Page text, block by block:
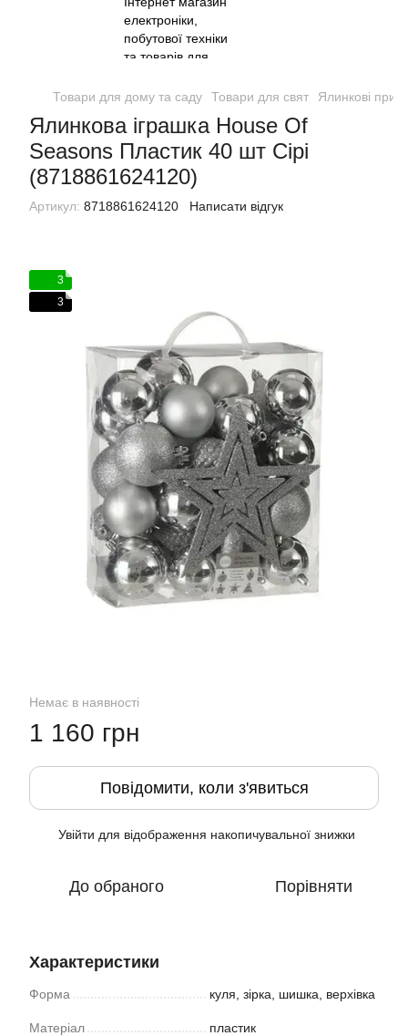
Товари для дому та саду Товари для свят Ялинкові
Ялинкова іграшка House Of
Seasons Пластик 40 шт Сірі
(8718861624120)
Артикул: 8718861624120 Написати відгук
3
3
Немає в наявності
1 160 грн
Повідомити, коли з'явиться
Увійти для відображення накопичувальної знижки
До обраного Порівняти
Характеристики
Форма куля, зірка, шишка, верхівка
Матеріал пластик